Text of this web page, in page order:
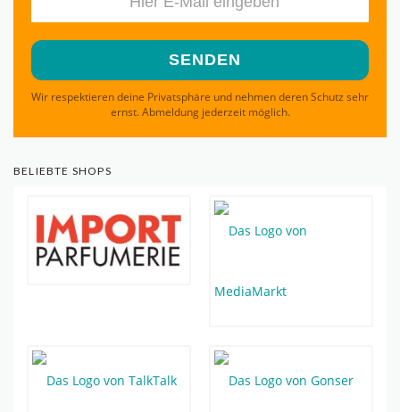
Wir respektieren deine Privatsphäre und nehmen deren Schutz sehr
ernst. Abmeldung jederzeit möglich.
BELIEBTE SHOPS